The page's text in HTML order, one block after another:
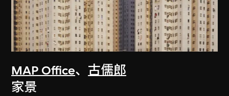
MAP Office、 古儒郎
家景